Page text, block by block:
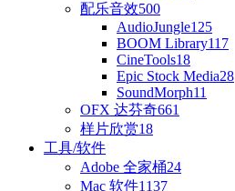
配乐音效500
AudioJungle125
BOOM Library117
CineTools18
Epic Stock Media28
SoundMorph11
OFX 达芬奇661
样片欣赏18
工具/软件
Adobe 全家桶24
Mac 软件1137